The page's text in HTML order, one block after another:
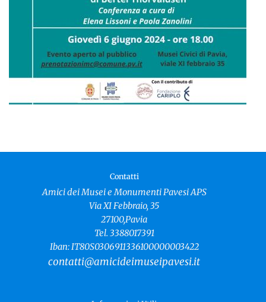
Contatti
Amici dei Musei e Monumenti Pavesi APS
Via XI Febbraio, 35
27100,Pavia
Tel. 3388017391
Iban: IT80S0306911336100000003422
contatti@amicideimuseipavesi.it